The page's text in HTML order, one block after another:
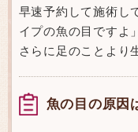
早速予約して施術し
イプの魚の目ですよ
さらに足のことより
魚の目の原因